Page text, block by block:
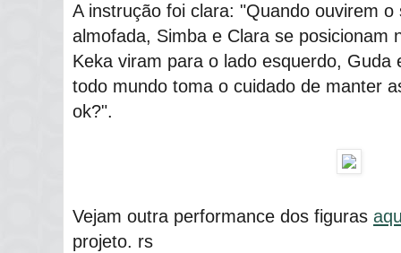
A instrução foi clara: "Quando ouvirem
almofada, Simba e Clara se posicionam
Keka viram para o lado esquerdo, Guda
todo mundo toma o cuidado de manter
ok?".
Vejam outra performance dos figuras
projeto. rs